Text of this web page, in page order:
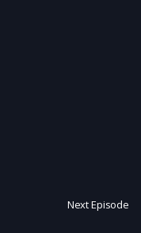
Next Episode